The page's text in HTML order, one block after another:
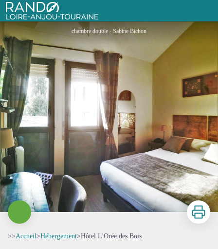
Rando Loire-Anjou-Touraine
Hôtel L'Orée des Bois
chambre double - Sabine Bichon
Imprimer
>>Accueil>Hébergement>Hôtel L'Orée des Bois